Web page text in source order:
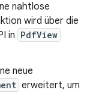
nahtlose
wird über die
in PdfView
neue
erweitert, um